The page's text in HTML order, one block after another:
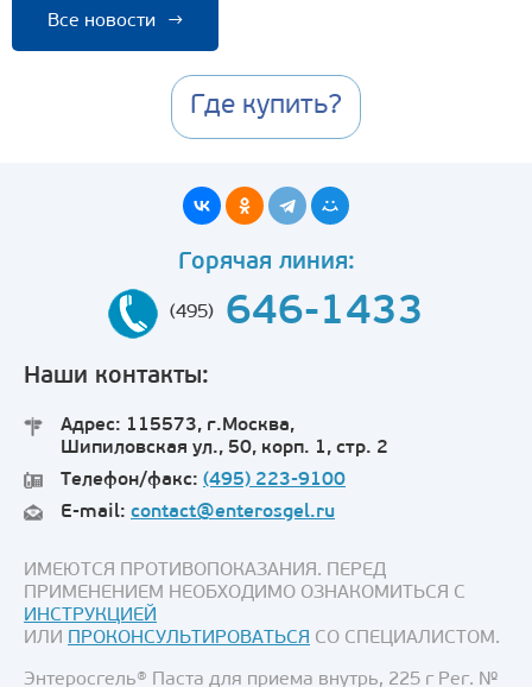
Все новости →
Где купить?
Горячая линия:
(495) 646-1433
Наши контакты:
Адрес: 115573, г.Москва,
Шипиловская ул., 50, корп. 1, стр. 2
Телефон/факс: (495) 223-9100
E-mail: contact@enterosgel.ru
ИМЕЮТСЯ ПРОТИВОПОКАЗАНИЯ. ПЕРЕД
ПРИМЕНЕНИЕМ НЕОБХОДИМО ОЗНАКОМИТЬСЯ С
ИНСТРУКЦИЕЙ
ИЛИ ПРОКОНСУЛЬТИРОВАТЬСЯ СО СПЕЦИАЛИСТОМ.
Энтеросгель® Паста для приема внутрь, 225 г Рег. №